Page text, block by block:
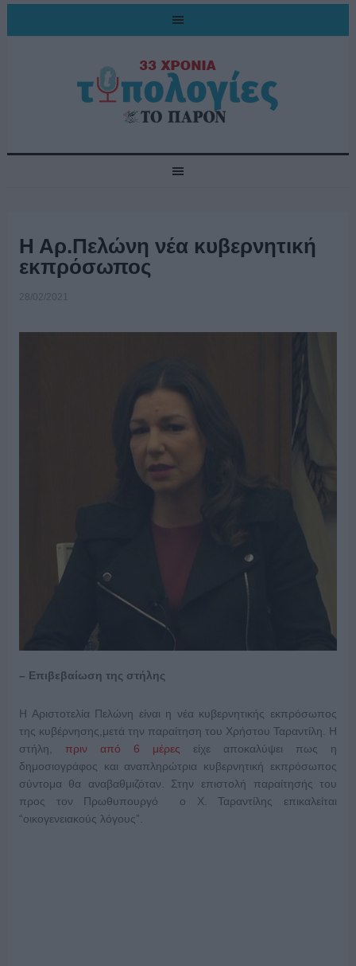
Η Αρ.Πελώνη νέα κυβερνητική
εκπρόσωπος
28/02/2021
– Επιβεβαίωση της στήλης
Η Αριστοτελία Πελώνη είναι η νέα κυβερνητικής εκπρόσωπος
της κυβέρνησης,μετά την παραίτηση του Χρήστου Ταραντίλη. H
στήλη, πριν από 6 μέρες είχε αποκαλύψει πως η
δημοσιογράφος και αναπληρώτρια κυβερνητική εκπρόσωπος
σύντομα θα αναβαθμιζόταν. Στην επιστολή παραίτησής του
προς τον Πρωθυπουργό ο Χ. Ταραντίλης επικαλείται
“οικογενειακούς λόγους”.